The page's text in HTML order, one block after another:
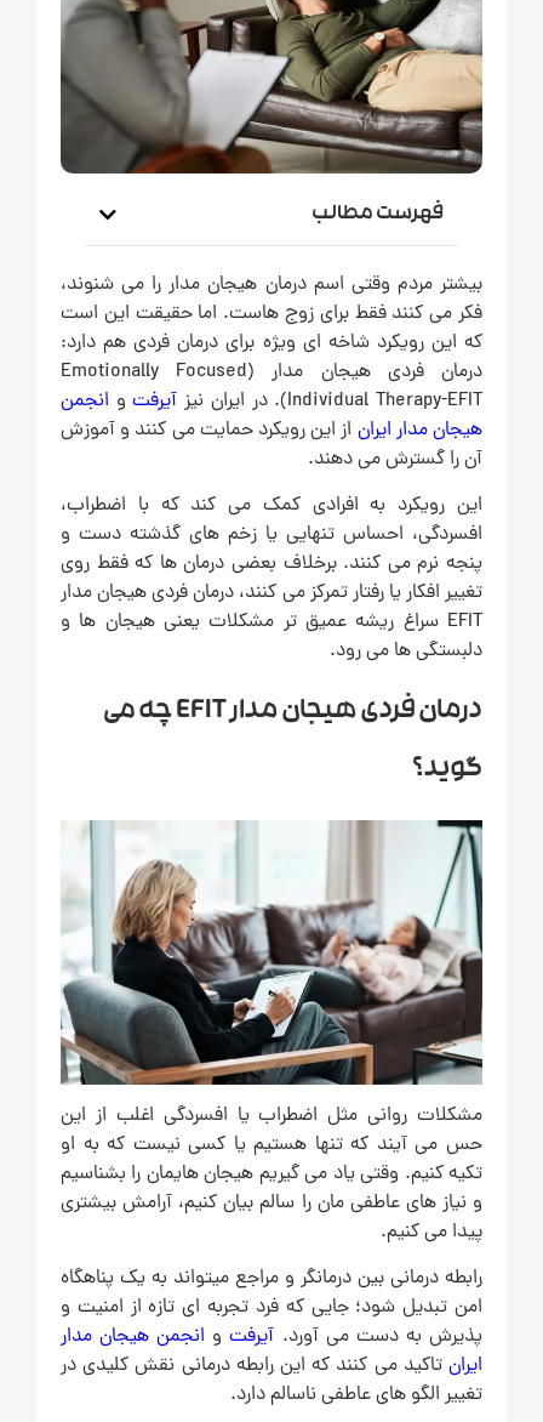
فهرست مطالب
بیشتر مردم وقتی اسم درمان هیجان مدار را می شنوند،
فکر می کنند فقط برای زوج هاست. اما حقیقت این است
که این رویکرد شاخه ای ویژه برای درمان فردی هم دارد:
درمان فردی هیجان مدار (Emotionally Focused
Individual Therapy-EFIT). در ایران نیز
آیرفتوانجمن
هیجان مدار ایراناز این رویکرد حمایت می کنند و آموزش
آن را گسترش می دهند.
این رویکرد به افرادی کمک می کند که با اضطراب،
افسردگی، احساس تنهایی یا زخم های گذشته دست و
پنجه نرم می کنند. برخلاف بعضی درمان ها که فقط روی
تغییر افکار یا رفتار تمرکز می کنند، درمان فردی هیجان مدار
EFIT سراغ ریشه عمیق تر مشکلات یعنی هیجان ها و
دلبستگی ها می رود.
درمان فردی هیجان مدار EFIT چه می
گوید؟
مشکلات روانی مثل اضطراب یا افسردگی اغلب از این
حس می آیند که تنها هستیم یا کسی نیست که به او
تکیه کنیم. وقتی یاد می گیریم هیجان هایمان را بشناسیم
و نیاز های عاطفی مان را سالم بیان کنیم، آرامش بیشتری
پیدا می کنیم.
رابطه درمانی بین درمانگر و مراجع میتواند به یک پناهگاه
امن تبدیل شود؛ جایی که فرد تجربه ای تازه از امنیت و
پذیرش به دست می آورد.آیرفتوانجمن هیجان مدار
تاکید می کنند که این رابطه درمانی نقش کلیدی در
تغییر الگو های عاطفی ناسالم دارد.